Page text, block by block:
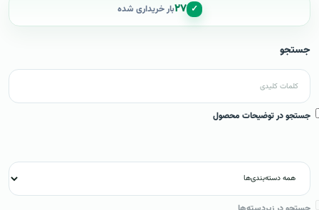
✓ ۲۷بار خریداری شده
جستجو
جستجو در توضیحات محصول